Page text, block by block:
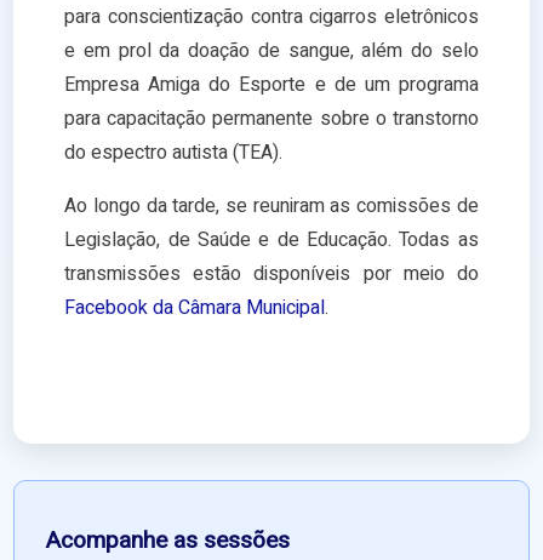
para conscientização contra cigarros eletrônicos
e em prol da doação de sangue, além do selo
Empresa Amiga do Esporte e de um programa
para capacitação permanente sobre o transtorno
do espectro autista (TEA).
Ao longo da tarde, se reuniram as comissões de
Legislação, de Saúde e de Educação. Todas as
transmissões estão disponíveis por meio do
Facebook da Câmara Municipal.
Acompanhe as sessões